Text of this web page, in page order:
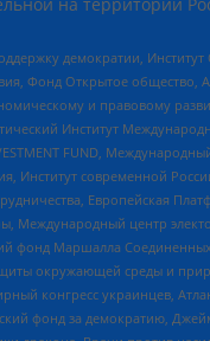
демократии, Институт
Фонд Открытое общество,
и правовому
Институт
FUND,
Институт современной
Европейская
Международный центр
фонд Маршалла
окружающей среды и
конгресс украинцев,
фонд за демократию,